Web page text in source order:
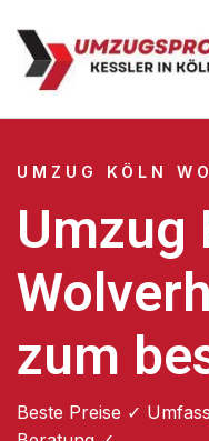
UMZUG KÖLN
Umzug
zum
Beste Preise ✓